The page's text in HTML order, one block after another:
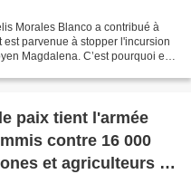
Morales Blanco a contribué à
parvenue à stopper l'incursion
Magdalena. C’est pourquoi elle
paix tient l'armée
contre 16 000
et agriculteurs à